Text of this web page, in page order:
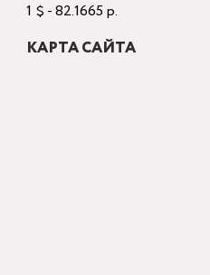
1 $ - 82.1665 р.
КАРТА САЙТА